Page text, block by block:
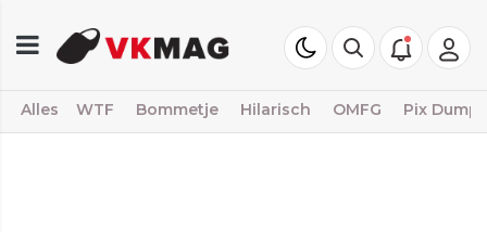
Alles WTF Bommetje Hilarisch OMFG Pix Dump